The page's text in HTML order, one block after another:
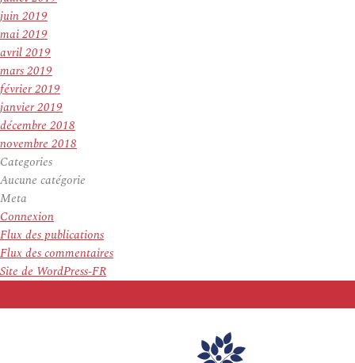
juin 2019
mai 2019
avril 2019
mars 2019
février 2019
janvier 2019
décembre 2018
novembre 2018
Categories
Aucune catégorie
Meta
Connexion
Flux des publications
Flux des commentaires
Site de WordPress-FR